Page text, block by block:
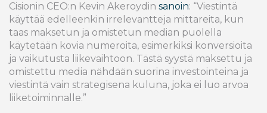
Cisionin CEO:n Kevin Akeroydin sanoin: “Viestintä
käyttää edelleenkin irrelevantteja mittareita, kun
taas maksetun ja omistetun median puolella
käytetään kovia numeroita, esimerkiksi konversioita
ja vaikutusta liikevaihtoon. Tästä syystä maksettu ja
omistettu media nähdään suorina investointeina ja
viestintä vain strategisena kuluna, joka ei luo arvoa
liiketoiminnalle.”